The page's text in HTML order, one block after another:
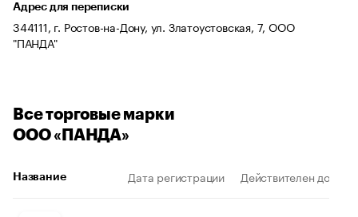
Адрес для переписки
344111, г. Ростов-на-Дону, ул. Златоустовская, 7, ООО
"ПАНДА"
Все торговые марки
ООО «ПАНДА»
Название Дата регистрации Действителен до